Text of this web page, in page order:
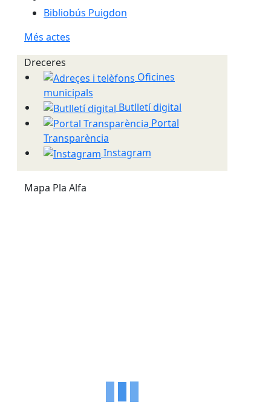
Bibliobús Puigdon
Més actes
Dreceres
Oficines
municipals
Butlletí digital
Portal
Transparència
Instagram
Mapa Pla Alfa